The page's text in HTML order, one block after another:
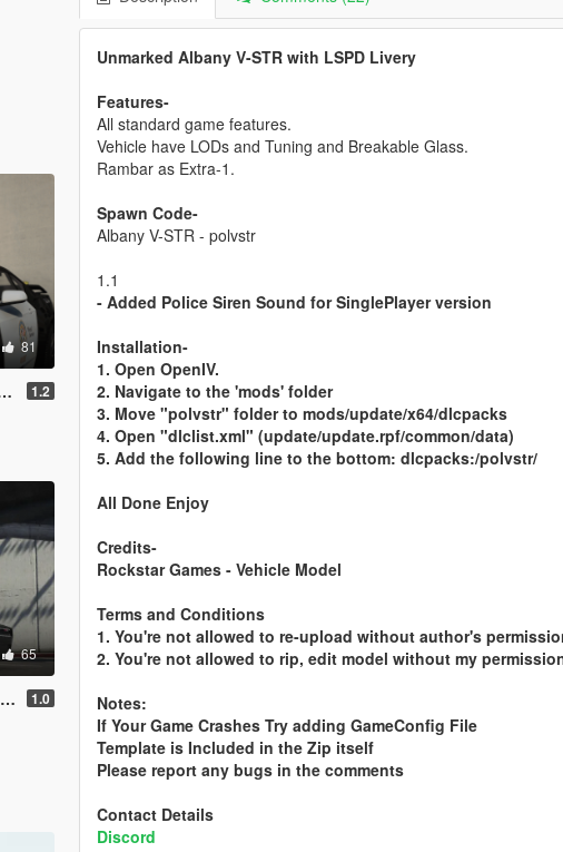
81
1.2
65
1.0
Unmarked Albany V-STR with LSPD Livery
Features-
All standard game features.
Vehicle have LODs and Tuning and Breakable Glass.
Rambar as Extra-1.
Spawn Code-
Albany V-STR - polvstr
1.1
- Added Police Siren Sound for SinglePlayer version
Installation-
1. Open OpenIV.
2. Navigate to the 'mods' folder
3. Move "polvstr" folder to mods/update/x64/dlcpacks
4. Open "dlclist.xml" (update/update.rpf/common/data)
5. Add the following line to the bottom: dlcpacks:/polvstr/
All Done Enjoy
Credits-
Rockstar Games - Vehicle Model
Terms and Conditions
1. You're not allowed to re-upload without author's
2. You're not allowed to rip, edit model without my
Notes:
If Your Game Crashes Try adding GameConfig File
Template is Included in the Zip itself
Please report any bugs in the comments
Contact Details
Discord